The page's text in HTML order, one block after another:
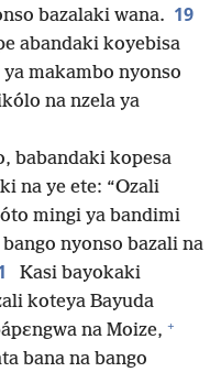
bazalaki wana. 19
abandaki koyebisa
ya makambo nyonso
na nzela ya
babandaki kopesa
na ye ete: “Ozali
mingi ya bandimi
nyonso bazali na
Kasi bayokaki
koteya Bayuda
na Moize, +
bana na bango